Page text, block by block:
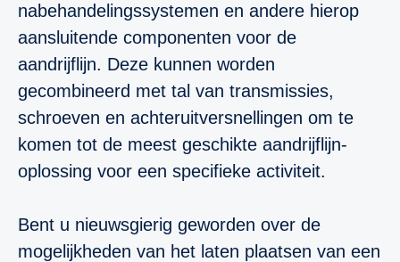
nabehandelingssystemen en andere hierop
aansluitende componenten voor de
aandrijflijn. Deze kunnen worden
gecombineerd met tal van transmissies,
schroeven en achteruitversnellingen om te
komen tot de meest geschikte aandrijflijn-
oplossing voor een specifieke activiteit.
Bent u nieuwsgierig geworden over de
mogelijkheden van het laten plaatsen van een